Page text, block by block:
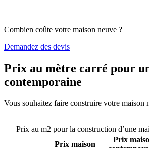
Combien coûte votre maison neuve ?
Demandez des devis
Prix au mètre carré pour
contemporaine
Vous souhaitez faire construire votre maison
Prix au m2 pour la construction d’une
Prix maison
Prix